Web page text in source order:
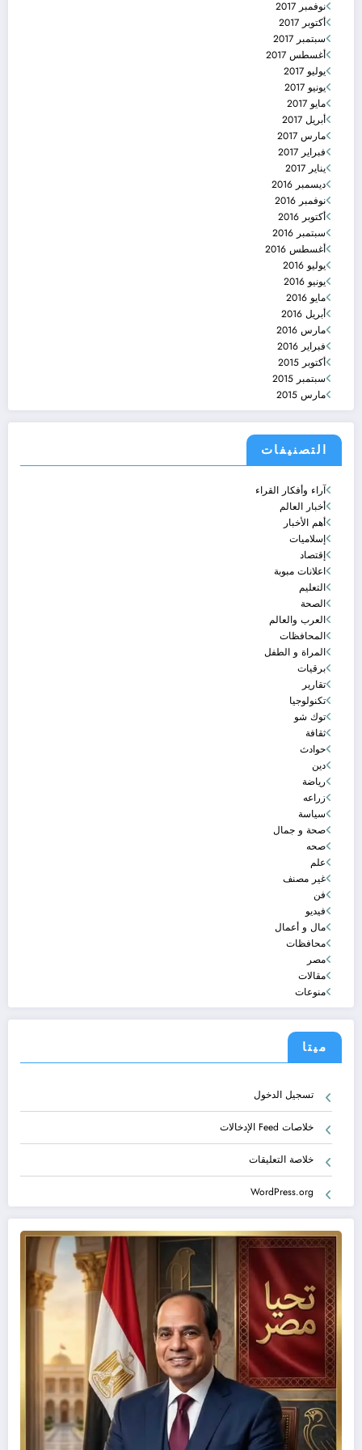
نوفمبر 2017
أكتوبر 2017
سبتمبر 2017
أغسطس 2017
يوليو 2017
يونيو 2017
مايو 2017
أبريل 2017
مارس 2017
فبراير 2017
يناير 2017
ديسمبر 2016
نوفمبر 2016
أكتوبر 2016
سبتمبر 2016
أغسطس 2016
يوليو 2016
يونيو 2016
مايو 2016
أبريل 2016
مارس 2016
فبراير 2016
أكتوبر 2015
سبتمبر 2015
مارس 2015
التصنيفات
آراء وأفكار القراء
أخبار العالم
أهم الأخبار
إسلاميات
إقتصاد
اعلانات مبوبة
التعليم
الصحة
العرب والعالم
المحافظات
المراة و الطفل
برقيات
تقارير
تكنولوجيا
توك شو
ثقافة
حوادث
دين
رياضة
زراعه
سياسة
صحة و جمال
صحه
علم
غير مصنف
فن
فيديو
مال و أعمال
محافظات
مصر
مقالات
منوعات
ميتا
تسجيل الدخول
خلاصات Feed الإدخالات
خلاصة التعليقات
WordPress.org